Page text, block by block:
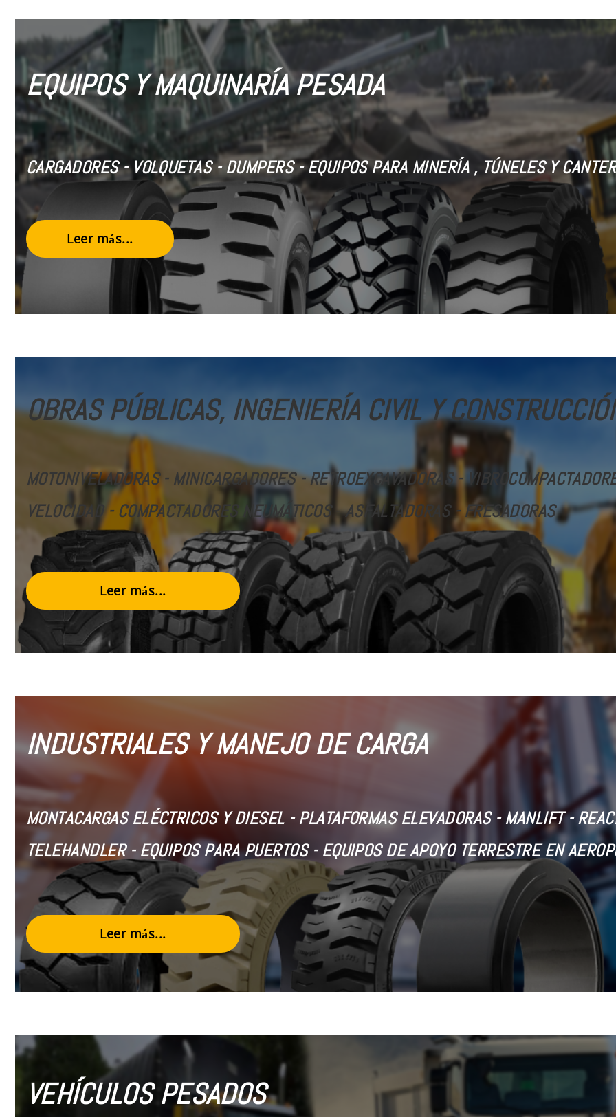
EQUIPOS Y MAQUINARÍA PESADA
CARGADORES - VOLQUETAS - DUMPERS - EQUIPOS PARA MINERÍA , TÚNELES Y
Leer más...
OBRAS PÚBLICAS, INGENIERÍA CIVIL Y
MOTONIVELADORAS - MINICARGADORES - RETROEXCAVADORAS -
VELOCIDAD- COMPACTADORES NEUMÁTICOS -ASFALTADORAS - FRESADORAS
Leer más...
INDUSTRIALES Y MANEJO DE CARGA
MONTACARGAS ELÉCTRICOS Y DIESEL- PLATAFORMAS ELEVADORAS -MANLIFT -
TELEHANDLER - EQUIPOS PARA PUERTOS - EQUIPOS DE APOYO TERRESTRE EN
Leer más...
VEHÍCULOS PESADOS